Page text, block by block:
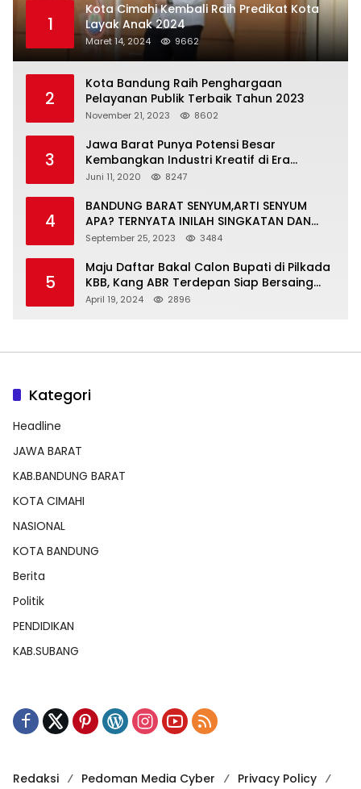
1
Kota Cimahi Kembali Raih Predikat Kota
Layak Anak 2024
Maret 14, 2024 9662
2
Kota Bandung Raih Penghargaan
Pelayanan Publik Terbaik Tahun 2023
November 21, 2023 8602
3
Jawa Barat Punya Potensi Besar
Kembangkan Industri Kreatif di Era
Normal Baru
Juni 11, 2020 8247
4
BANDUNG BARAT SENYUM,ARTI SENYUM
APA? TERNYATA INILAH SINGKATAN DAN
MAKNANYA
September 25, 2023 3484
5
Maju Daftar Bakal Calon Bupati di Pilkada
KBB, Kang ABR Terdepan Siap Bersaing
Dengan Balon Lainnya
April 19, 2024 2896
Kategori
Headline
JAWA BARAT
KAB.BANDUNG BARAT
KOTA CIMAHI
NASIONAL
KOTA BANDUNG
Berita
Politik
PENDIDIKAN
KAB.SUBANG
Redaksi Pedoman Media Cyber Privacy Policy